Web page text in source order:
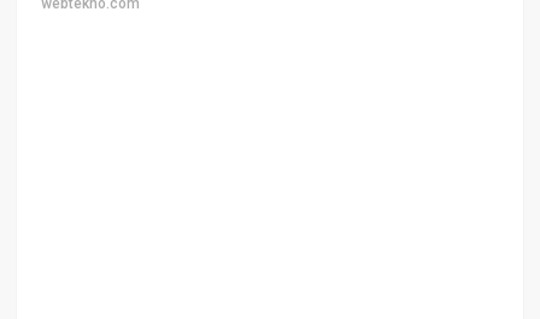
webtekno.com